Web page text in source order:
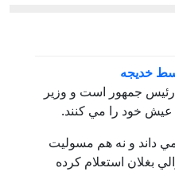
خديجه
جمهور است و وزير
عيش خود را مي كنند.
داند و نه هم مسوليت
بغلان استعلام كرده